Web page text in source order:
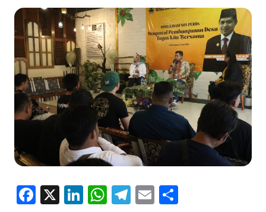
F
X
Li W T
E